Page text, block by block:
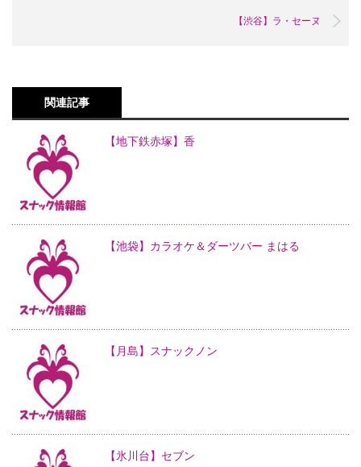
【渋谷】ラ・セーヌ
関連記事
【地下鉄赤塚】香
【池袋】カラオケ＆ダーツバー まはる
【月島】スナックノン
【氷川台】セブン